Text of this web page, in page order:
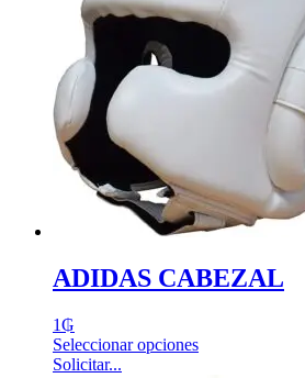
ADIDAS CABEZAL
1₲
Seleccionar opciones
Solicitar...